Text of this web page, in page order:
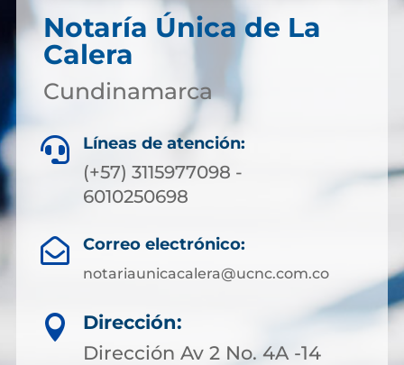
Notaría Única de La
Calera
Cundinamarca
 Líneas de atención:
(+57) 3115977098 -
6010250698
 Correo electrónico:
notariaunicacalera@ucnc.com.co

Dirección:
Dirección Av 2 No. 4A -14